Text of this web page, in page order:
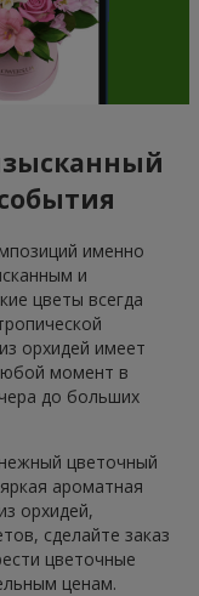
именно
и
цветы всегда
орхидей имеет
момент в
до больших
цветочный
ароматная
орхидей,
сделайте заказ
цветочные
ценам.